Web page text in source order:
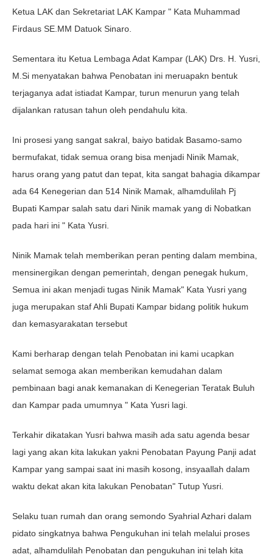
Ketua LAK dan Sekretariat LAK Kampar " Kata Muhammad
Firdaus SE.MM Datuok Sinaro.
Sementara itu Ketua Lembaga Adat Kampar (LAK) Drs. H. Yusri,
M.Si menyatakan bahwa Penobatan ini meruapakn bentuk
terjaganya adat istiadat Kampar, turun menurun yang telah
dijalankan ratusan tahun oleh pendahulu kita.
Ini prosesi yang sangat sakral, baiyo batidak Basamo-samo
bermufakat, tidak semua orang bisa menjadi Ninik Mamak,
harus orang yang patut dan tepat, kita sangat bahagia dikampar
ada 64 Kenegerian dan 514 Ninik Mamak, alhamdulilah Pj
Bupati Kampar salah satu dari Ninik mamak yang di Nobatkan
pada hari ini " Kata Yusri.
Ninik Mamak telah memberikan peran penting dalam membina,
mensinergikan dengan pemerintah, dengan penegak hukum,
Semua ini akan menjadi tugas Ninik Mamak" Kata Yusri yang
juga merupakan staf Ahli Bupati Kampar bidang politik hukum
dan kemasyarakatan tersebut
Kami berharap dengan telah Penobatan ini kami ucapkan
selamat semoga akan memberikan kemudahan dalam
pembinaan bagi anak kemanakan di Kenegerian Teratak Buluh
dan Kampar pada umumnya " Kata Yusri lagi.
Terkahir dikatakan Yusri bahwa masih ada satu agenda besar
lagi yang akan kita lakukan yakni Penobatan Payung Panji adat
Kampar yang sampai saat ini masih kosong, insyaallah dalam
waktu dekat akan kita lakukan Penobatan" Tutup Yusri.
Selaku tuan rumah dan orang semondo Syahrial Azhari dalam
pidato singkatnya bahwa Pengukuhan ini telah melalui proses
adat, alhamdulilah Penobatan dan pengukuhan ini telah kita